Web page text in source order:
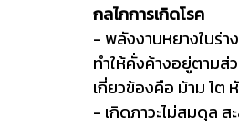
กลไกการเกิดโรค
- พลังงานหยางในร่า
ทำให้คั่งค้างอยู่ตามส่
เกี่ยวข้องคือ ม้าม ไต
- เกิดภาวะไม่สมดุล